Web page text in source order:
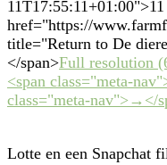
href="https://
title="Return to De
</span>Full resolution
<span class="meta-
class="meta-nav">→</
Lotte en een Snapchat